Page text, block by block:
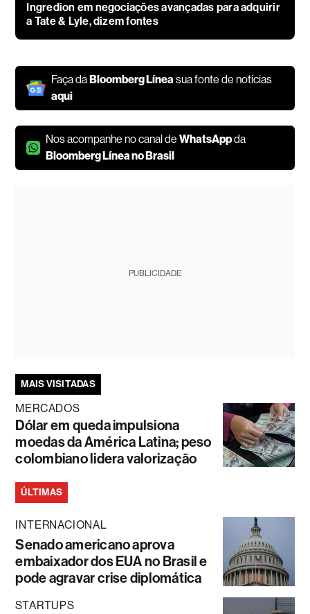
Ingredion em negociações avançadas para adquirir
a Tate & Lyle, dizem fontes
Faça daBloomberg Líneasua fonte de notícias
aqui
Nos acompanhe no canal deWhatsAppda
Bloomberg Línea no Brasil
PUBLICIDADE
MAIS VISITADAS
MERCADOS
Dólar em queda impulsiona
moedas da América Latina; peso
colombiano lidera valorização
ÚLTIMAS
INTERNACIONAL
Senado americano aprova
embaixador dos EUA no Brasil e
pode agravar crise diplomática
STARTUPS